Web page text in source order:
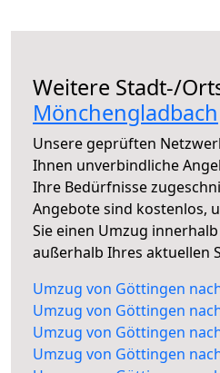
Weitere Stadt-/
Mönchengladbach
Unsere geprüften
Ihnen unverbindliche
Ihre Bedürfnisse
Angebote sind kostenlos,
Sie einen Umzug
außerhalb Ihres aktuellen
Umzug von Göttingen
Umzug von Göttingen
Umzug von Göttingen
Umzug von Göttingen